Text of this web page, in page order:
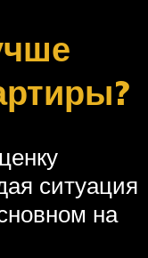
ситуация
на